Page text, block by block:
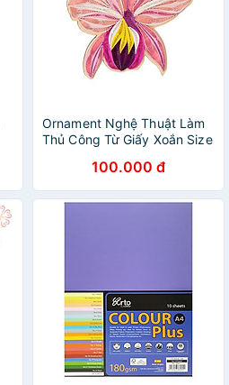
Ornament Nghệ Thuật Làm
Thủ Công Từ Giấy Xoắn Size
100.000 đ